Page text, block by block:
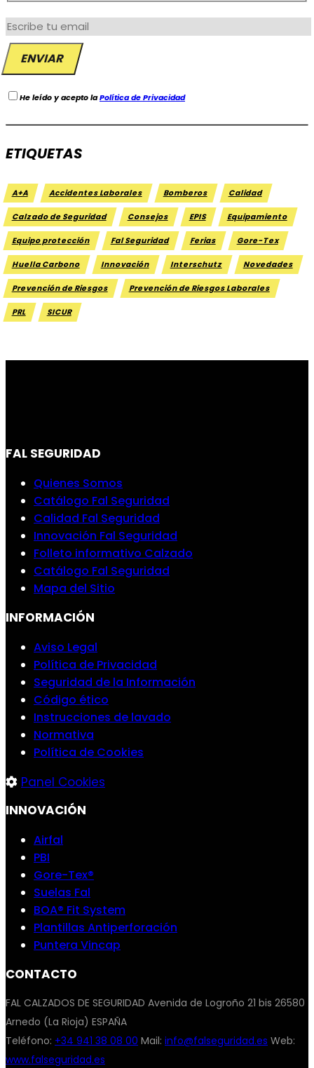
He leído y acepto laPolítica de Privacidad
ETIQUETAS
A+A Accidentes Laborales Bomberos Calidad
Calzado de Seguridad Consejos EPIS Equipamiento
Equipo protección Fal Seguridad Ferias Gore-Tex
Huella Carbono Innovación Interschutz Novedades
Prevención de Riesgos Prevención de Riesgos Laborales
PRL SICUR
FAL SEGURIDAD
Quienes Somos
Catálogo Fal Seguridad
Calidad Fal Seguridad
Innovación Fal Seguridad
Folleto informativo Calzado
Catálogo Fal Seguridad
Mapa del Sitio
INFORMACIÓN
Aviso Legal
Política de Privacidad
Seguridad de la Información
Código ético
Instrucciones de lavado
Normativa
Política de Cookies
Panel Cookies
INNOVACIÓN
Airfal
PBI
Gore-Tex®
Suelas Fal
BOA® Fit System
Plantillas Antiperforación
Puntera Vincap
CONTACTO
FAL CALZADOS DE SEGURIDAD Avenida de Logroño 21 bis 26580
Arnedo (La Rioja) ESPAÑA
Teléfono: +34 941 38 08 00 Mail: info@falseguridad.es Web:
www.falseguridad.es